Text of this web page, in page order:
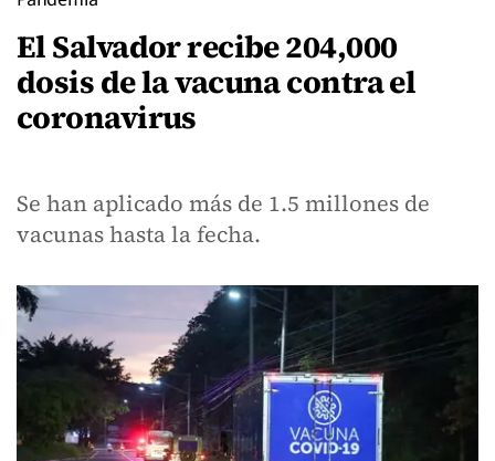
El Salvador recibe 204,000
dosis de la vacuna contra el
coronavirus
Se han aplicado más de 1.5 millones de
vacunas hasta la fecha.